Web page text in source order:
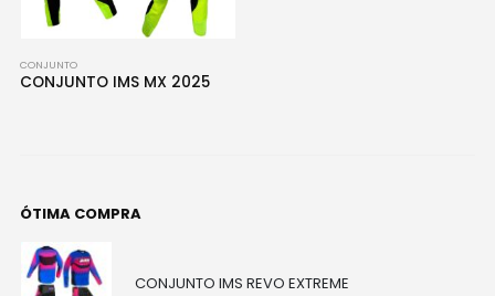
CONJUNTO
CONJUNTO IMS MX 2025
ÓTIMA COMPRA
CONJUNTO IMS REVO EXTREME